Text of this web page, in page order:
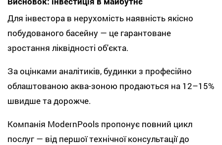
Для інвестора в нерухомість наявність якісно
побудованого басейну — це гарантоване
зростання ліквідності об'єкта.
За оцінками аналітиків, будинки з професійно
облаштованою аква-зоною продаються на 12–15%
швидше та дорожче.
Компанія ModernPools пропонує повний цикл
послуг — від першої технічної консультації до